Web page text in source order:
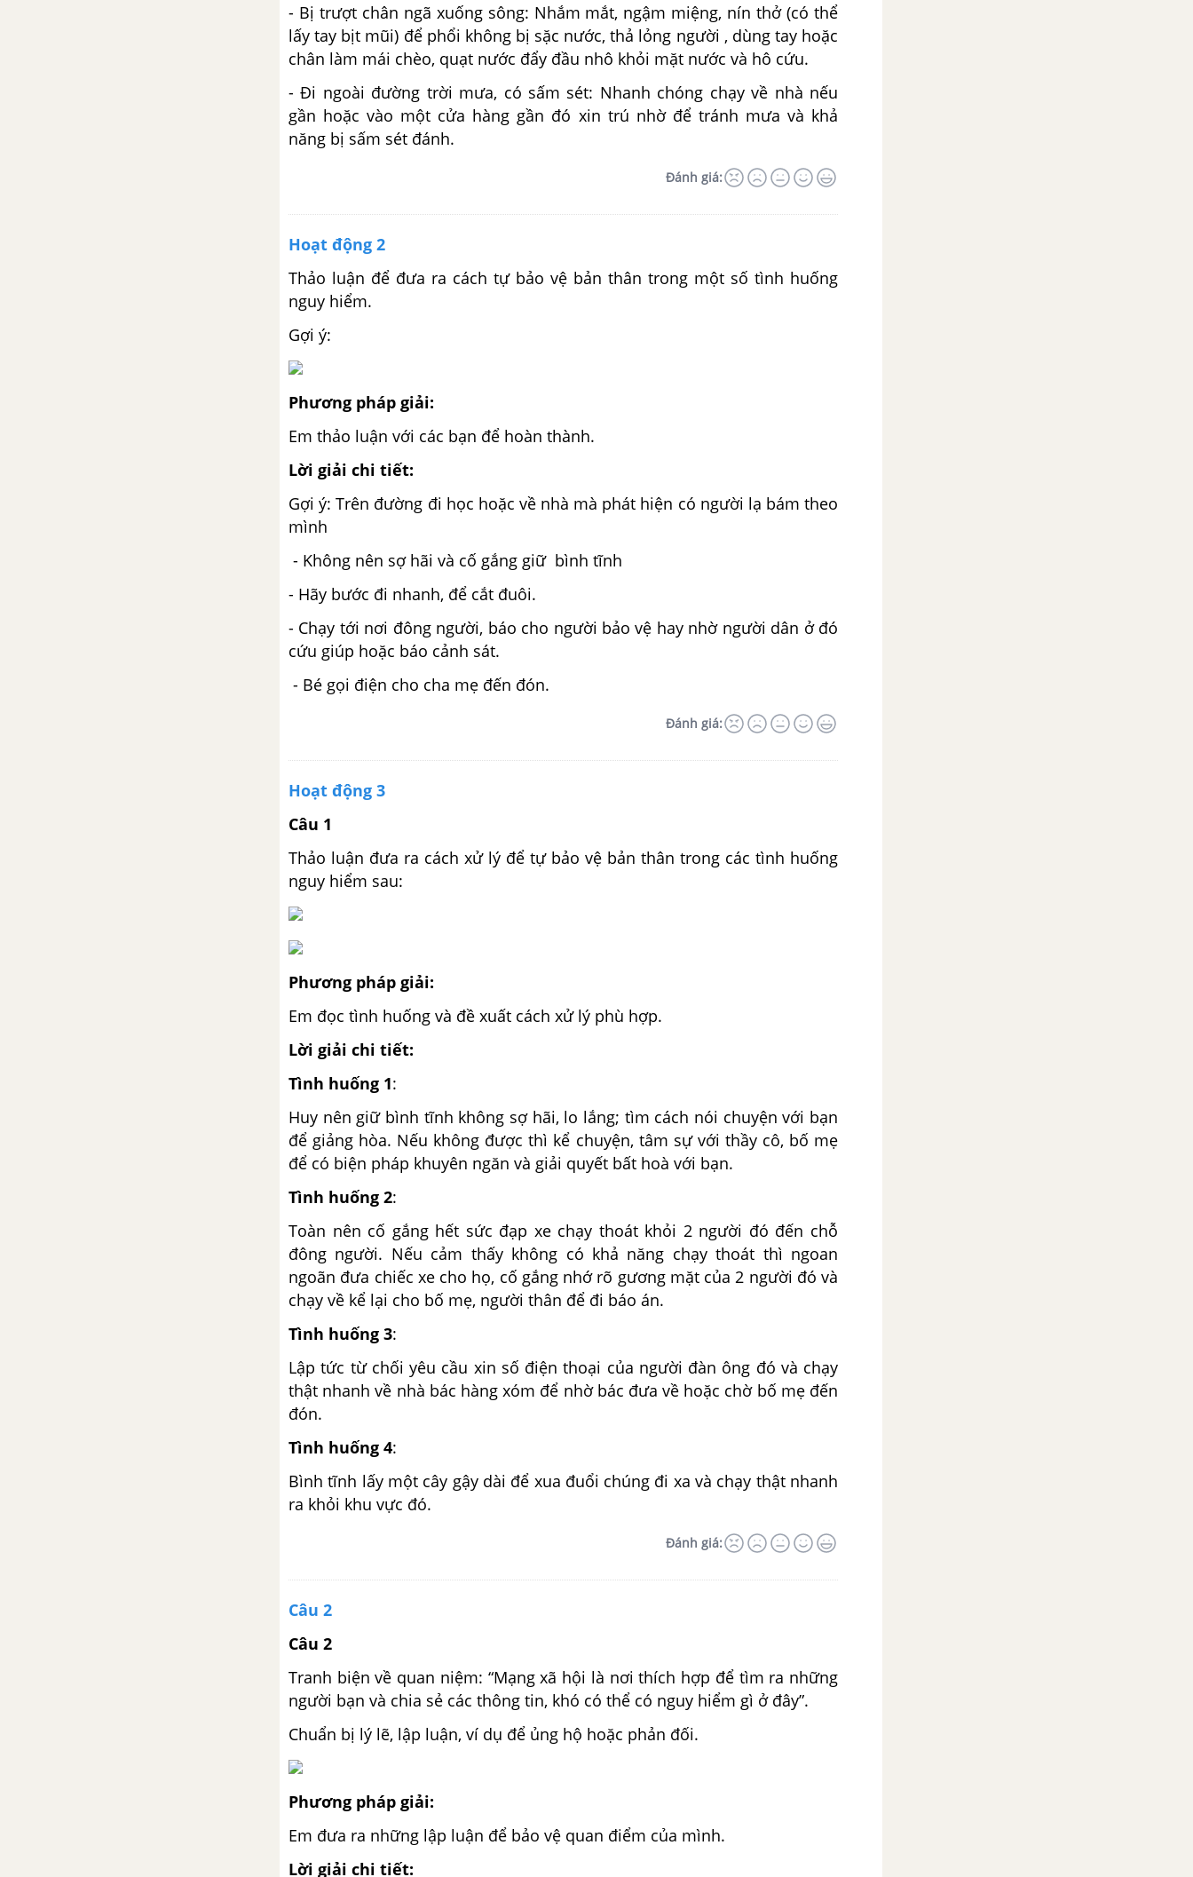
- Bị trượt chân ngã xuống sông: Nhắm mắt, ngậm miệng, nín thở (có thể
lấy tay bịt mũi) để phổi không bị sặc nước, thả lỏng người , dùng tay hoặc
chân làm mái chèo, quạt nước đẩy đầu nhô khỏi mặt nước và hô cứu.
- Đi ngoài đường trời mưa, có sấm sét: Nhanh chóng chạy về nhà nếu
gần hoặc vào một cửa hàng gần đó xin trú nhờ để tránh mưa và khả
năng bị sấm sét đánh.
Đánh giá:
Hoạt động 2
Thảo luận để đưa ra cách tự bảo vệ bản thân trong một số tình huống
nguy hiểm.
Gợi ý:
Phương pháp giải:
Em thảo luận với các bạn để hoàn thành.
Lời giải chi tiết:
Gợi ý: Trên đường đi học hoặc về nhà mà phát hiện có người lạ bám theo
mình
- Không nên sợ hãi và cố gắng giữ bình tĩnh
- Hãy bước đi nhanh, để cắt đuôi.
- Chạy tới nơi đông người, báo cho người bảo vệ hay nhờ người dân ở đó
cứu giúp hoặc báo cảnh sát.
- Bé gọi điện cho cha mẹ đến đón.
Đánh giá:
Hoạt động 3
Câu 1
Thảo luận đưa ra cách xử lý để tự bảo vệ bản thân trong các tình huống
nguy hiểm sau:
Phương pháp giải:
Em đọc tình huống và đề xuất cách xử lý phù hợp.
Lời giải chi tiết:
Tình huống 1:
Huy nên giữ bình tĩnh không sợ hãi, lo lắng; tìm cách nói chuyện với bạn
để giảng hòa. Nếu không được thì kể chuyện, tâm sự với thầy cô, bố mẹ
để có biện pháp khuyên ngăn và giải quyết bất hoà với bạn.
Tình huống 2:
Toàn nên cố gắng hết sức đạp xe chạy thoát khỏi 2 người đó đến chỗ
đông người. Nếu cảm thấy không có khả năng chạy thoát thì ngoan
ngoãn đưa chiếc xe cho họ, cố gắng nhớ rõ gương mặt của 2 người đó và
chạy về kể lại cho bố mẹ, người thân để đi báo án.
Tình huống 3:
Lập tức từ chối yêu cầu xin số điện thoại của người đàn ông đó và chạy
thật nhanh về nhà bác hàng xóm để nhờ bác đưa về hoặc chờ bố mẹ đến
đón.
Tình huống 4:
Bình tĩnh lấy một cây gậy dài để xua đuổi chúng đi xa và chạy thật nhanh
ra khỏi khu vực đó.
Đánh giá:
Câu 2
Câu 2
Tranh biện về quan niệm: “Mạng xã hội là nơi thích hợp để tìm ra những
người bạn và chia sẻ các thông tin, khó có thể có nguy hiểm gì ở đây”.
Chuẩn bị lý lẽ, lập luận, ví dụ để ủng hộ hoặc phản đối.
Phương pháp giải:
Em đưa ra những lập luận để bảo vệ quan điểm của mình.
Lời giải chi tiết: